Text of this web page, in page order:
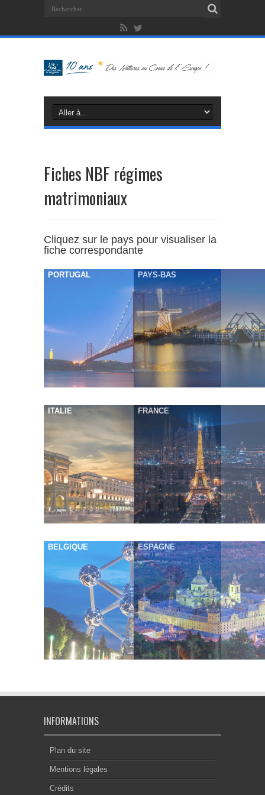
Fiches NBF régimes
matrimoniaux
Cliquez sur le pays pour visualiser la
fiche correspondante
PORTUGAL PAYS-BAS
ITALIE FRANCE
BELGIQUE ESPAGNE
INFORMATIONS
Plan du site
Mentions légales
Crédits